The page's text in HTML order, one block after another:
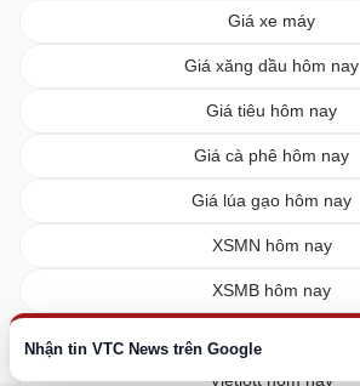
Nhận tin VTC News trên Google
Giá xe máy
Giá xăng dầu hôm nay
Giá tiêu hôm nay
Giá cà phê hôm nay
Giá lúa gạo hôm nay
XSMN hôm nay
XSMB hôm nay
Vietlott hôm nay